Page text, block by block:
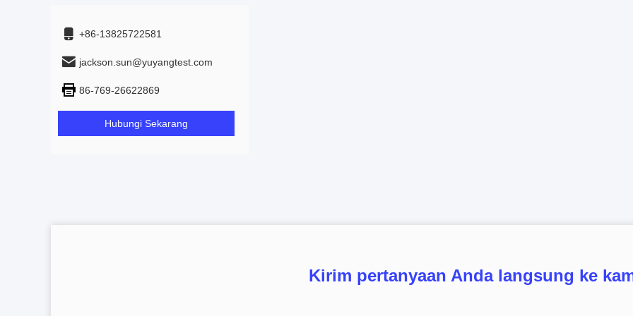
+86-13825722581
jackson.sun@yuyangtest.com
86-769-26622869
Hubungi Sekarang
Kirim pertanyaan Anda langsung ke